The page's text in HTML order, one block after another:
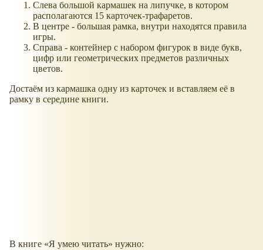
Слева большой кармашек на липучке, в котором
располагаются 15 карточек-трафаретов.
В центре - большая рамка, внутри находятся правила
игры.
Справа - контейнер с набором фигурок в виде букв,
цифр или геометрических предметов различных
цветов.
Достаём из кармашка одну из карточек и вставляем её в
рамку в середине книги.
В книге Я умею читать
нужно: